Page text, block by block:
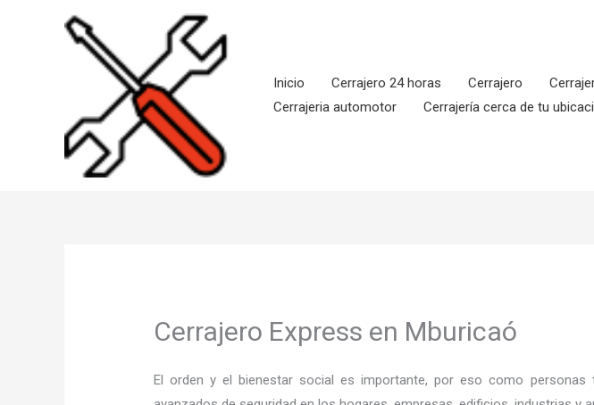
Inicio
Cerrajero 24 horas Cerrajero
Cerrajeria automotor
Cerrajería cerca de tu
Cerrajero Express en Mburicaó
El orden y el bienestar social es importante, por eso como